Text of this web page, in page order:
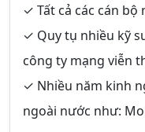
✓ Tất cả các cán
✓ Quy tụ nhiều kỹ
công ty mạng viễn
✓ Nhiều năm kinh
ngoài nước như: